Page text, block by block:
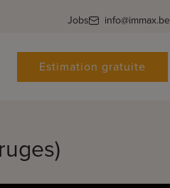
Jobs info@immax.be
Estimation gratuite